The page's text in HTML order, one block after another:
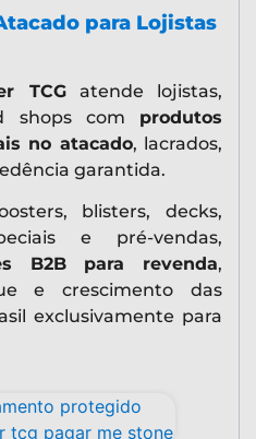
para Lojistas
TCGatende lojistas,
shops com produtos
no atacado, lacrados,
garantida.
blisters, decks,
e pré-vendas,
B2B para revenda,
e crescimento das
exclusivamente para